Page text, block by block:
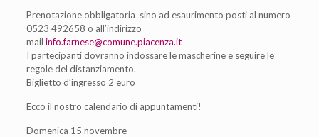
Prenotazione obbligatoria sino ad esaurimento posti al numero
0523 492658 o all’indirizzo
mail info.farnese@comune.piacenza.it
I partecipanti dovranno indossare le mascherine e seguire le
regole del distanziamento.
Biglietto d’ingresso 2 euro
Ecco il nostro calendario di appuntamenti!
Domenica 15 novembre